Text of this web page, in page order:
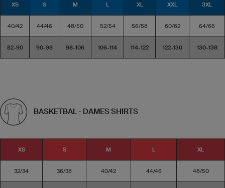
XS S M L XL XXL 3XL
40/42 44/46 48/50 52/54 56/58 60/62 64/66
82-90 90-98 98-106 106-114 114-122 122-130 130-138
BASKETBAL - DAMES SHIRTS
XS S M L XL
32/34 36/38 40/42 44/46 48/50